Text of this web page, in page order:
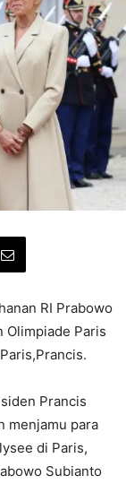
RI Prabowo
Olimpiade Paris
Prancis
menjamu para
di Paris,
Subianto